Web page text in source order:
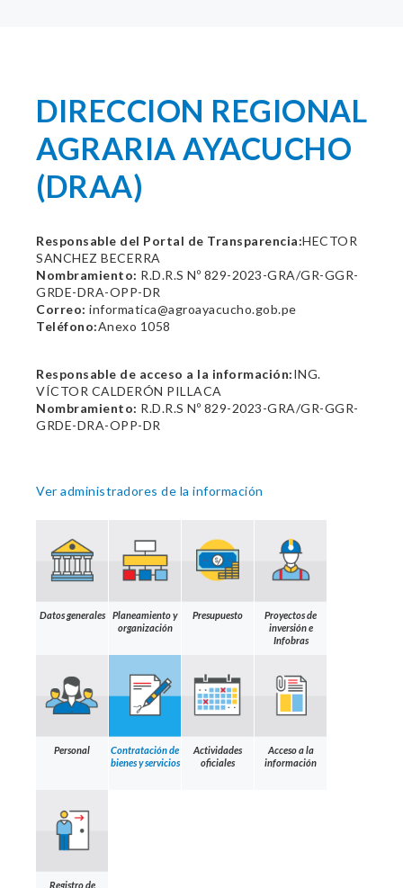
DIRECCION REGIONAL
AGRARIA AYACUCHO
(DRAA)
Responsable del Portal de Transparencia:HECTOR
SANCHEZ BECERRA
Nombramiento: R.D.R.S Nº 829-2023-GRA/GR-GGR-
GRDE-DRA-OPP-DR
Correo: informatica@agroayacucho.gob.pe
Teléfono:Anexo 1058
Responsable de acceso a la información:ING.
VÍCTOR CALDERÓN PILLACA
Nombramiento: R.D.R.S Nº 829-2023-GRA/GR-GGR-
GRDE-DRA-OPP-DR
Ver administradores de la información
Datos generales
Planeamiento y
organización
Presupuesto
Proyectos de
inversión e
Infobras
Personal
Contratación de
bienes y servicios
Actividades
oficiales
Acceso a la
información
Registro de